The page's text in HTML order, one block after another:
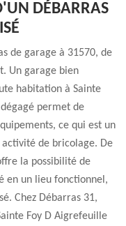
DÉBARRAS
de garage à 31570, de
Un garage bien
habitation à Sainte
permet de
ce qui est un
de bricolage. De
la possibilité de
en un lieu fonctionnel,
Chez Débarras 31,
Foy D Aigrefeuille